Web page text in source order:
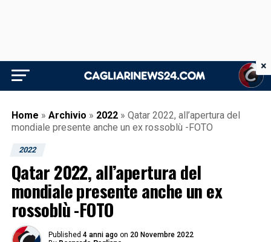
Home » Archivio » 2022 » Qatar 2022, all’apertura del
mondiale presente anche un ex rossoblù -FOTO
2022
Qatar 2022, all’apertura del
mondiale presente anche un ex
rossoblù -FOTO
Published 4 anni ago on 20 Novembre 2022
×